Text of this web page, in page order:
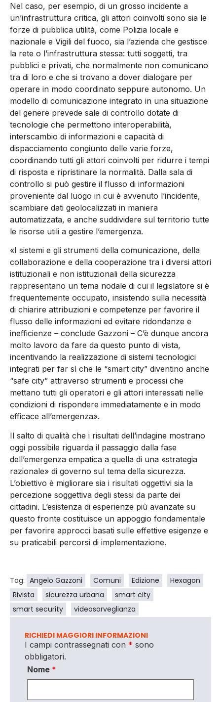
Nel caso, per esempio, di un grosso incidente a
un’infrastruttura critica, gli attori coinvolti sono sia le
forze di pubblica utilità, come Polizia locale e
nazionale e Vigili del fuoco, sia l’azienda che gestisce
la rete o l’infrastruttura stessa: tutti soggetti, tra
pubblici e privati, che normalmente non comunicano
tra di loro e che si trovano a dover dialogare per
operare in modo coordinato seppure autonomo. Un
modello di comunicazione integrato in una situazione
del genere prevede sale di controllo dotate di
tecnologie che permettono interoperabilità,
interscambio di informazioni e capacità di
dispacciamento congiunto delle varie forze,
coordinando tutti gli attori coinvolti per ridurre i tempi
di risposta e ripristinare la normalità. Dalla sala di
controllo si può gestire il flusso di informazioni
proveniente dal luogo in cui è avvenuto l’incidente,
scambiare dati geolocalizzati in maniera
automatizzata, e anche suddividere sul territorio tutte
le risorse utili a gestire l’emergenza.
«I sistemi e gli strumenti della comunicazione, della
collaborazione e della cooperazione tra i diversi attori
istituzionali e non istituzionali della sicurezza
rappresentano un tema nodale di cui il legislatore si è
frequentemente occupato, insistendo sulla necessità
di chiarire attribuzioni e competenze per favorire il
flusso delle informazioni ed evitare ridondanze e
inefficienze – conclude Gazzoni – C’è dunque ancora
molto lavoro da fare da questo punto di vista,
incentivando la realizzazione di sistemi tecnologici
integrati per far sì che le “smart city” diventino anche
“safe city” attraverso strumenti e processi che
mettano tutti gli operatori e gli attori interessati nelle
condizioni di rispondere immediatamente e in modo
efficace all’emergenza».
Il salto di qualità che i risultati dell’indagine mostrano
oggi possibile riguarda il passaggio dalla fase
dell’emergenza empatica a quella di una «strategia
razionale» di governo sul tema della sicurezza.
L’obiettivo è migliorare sia i risultati oggettivi sia la
percezione soggettiva degli stessi da parte dei
cittadini. L’esistenza di esperienze più avanzate su
questo fronte costituisce un appoggio fondamentale
per favorire approcci basati sulle effettive esigenze e
su praticabili percorsi di implementazione.
Tag: Angelo Gazzoni Comuni Edizione
Hexagon
Rivista
sicurezza urbana
smart city
smart security
videosorveglianza
RICHIEDI MAGGIORI INFORMAZIONI
I campi contrassegnati con * sono
obbligatori.
Nome *